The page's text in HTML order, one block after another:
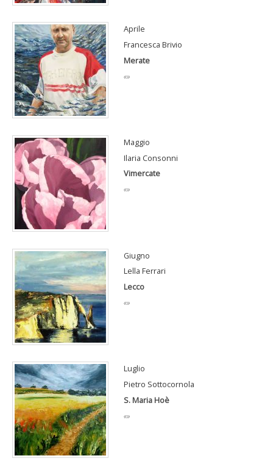
Aprile
Francesca Brivio
Merate
«»
Maggio
Ilaria Consonni
Vimercate
«»
Giugno
Lella Ferrari
Lecco
«»
Luglio
Pietro Sottocornola
S. Maria Hoè
«»